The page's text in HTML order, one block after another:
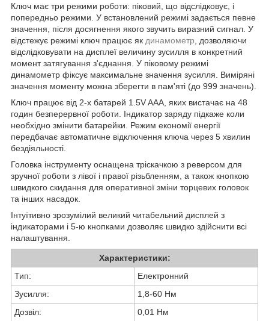
Ключ має три режими роботи: піковий, що відслідковує, і
попередньо режими. У встановлений режимі задається певне
значення, після досягнення якого звучить виразний сигнал. У
відстежує режимі ключ працює як динамометр , дозволяючи
відслідковувати на дисплеї величину зусилля в конкретний
момент затягування з'єднання. У піковому режимі
динамометр фіксує максимальне значення зусилля. Виміряні
значення моменту можна зберегти в пам'яті (до 999 значень).
Ключ працює від 2-х батарей 1.5V AAA, яких вистачає на 48
годин безперервної роботи. Індикатор заряду підкаже коли
необхідно змінити батарейки. Режим економії енергії
передбачає автоматичне відключення ключа через 5 хвилин
бездіяльності.
Головка інструменту оснащена тріскачкою з реверсом для
зручної роботи з лівої і правої різьбленням, а також кнопкою
швидкого скидання для оперативної зміни торцевих головок
та інших насадок.
Інтуїтивно зрозумілий великий читабельний дисплей з
індикаторами і 5-ю кнопками дозволяє швидко здійснити всі
налаштування.
Характеристики:
Тип:
Електронний
Зусилля:
1,8-60 Нм
Дозвіл:
0,01 Нм